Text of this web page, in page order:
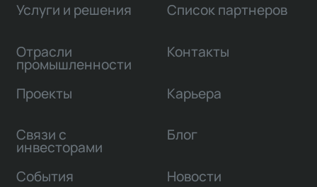
Услуги и решения
Отрасли
промышленности
Проекты
Связи с
инвесторами
Список партнеров
Контакты
Карьера
Блог
События Новости